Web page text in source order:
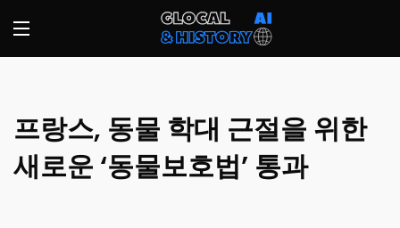
프랑스, 동물 학대 근절을 위한
새로운 ‘동물보호법’ 통과